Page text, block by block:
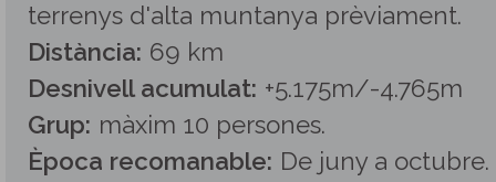
terrenys d'alta muntanya prèviament.
Distància: 69 km
Desnivell acumulat: +5.175m/-4.765m
Grup: màxim 10 persones.
Època recomanable: De juny a octubre.